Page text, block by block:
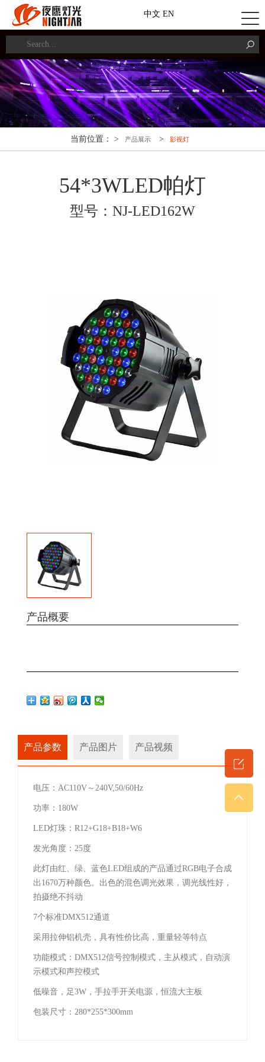
中文 EN
当前位置： > 产品展示 > 影视灯
54*3WLED帕灯
型号：NJ-LED162W
产品概要
产品参数 产品图片 产品视频
电压：AC110V～240V,50/60Hz
功率：180W
LED灯珠：R12+G18+B18+W6
发光角度：25度
此灯由红、绿、蓝色LED组成的产品通过RGB电子合成
出1670万种颜色。出色的混色调光效果，调光线性好，
拍摄绝不抖动
7个标准DMX512通道
采用拉伸铝机壳，具有性价比高，重量轻等特点
功能模式：DMX512信号控制模式，主从模式，自动演
示模式和声控模式
低噪音，足3W，手拉手开关电源，恒流大主板
包装尺寸：280*255*300mm